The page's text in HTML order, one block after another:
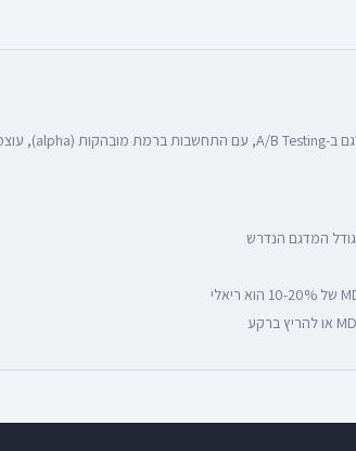
המדגם הנדרש